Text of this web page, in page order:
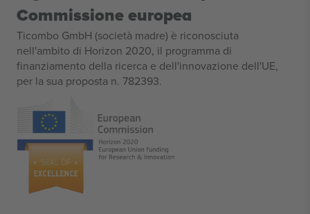
Commissione europea
Ticombo GmbH (società madre) è riconosciuta
nell'ambito di Horizon 2020, il programma di
finanziamento della ricerca e dell'innovazione dell'UE,
per la sua proposta n. 782393.